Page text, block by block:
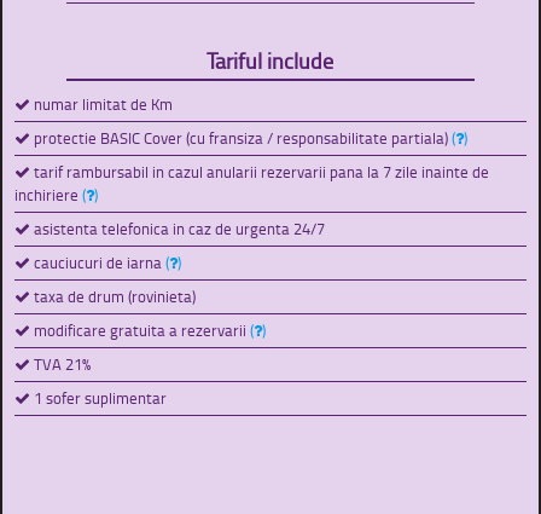
Tariful include
numar limitat de Km
protectie BASIC Cover (cu fransiza / responsabilitate partiala)( )
tarif rambursabil in cazul anularii rezervarii pana la 7 zile inainte de
inchiriere( )
asistenta telefonica in caz de urgenta 24/7
cauciucuri de iarna( )
taxa de drum (rovinieta)
modificare gratuita a rezervarii( )
TVA 21%
1 sofer suplimentar